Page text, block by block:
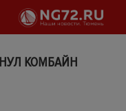
КОМБАЙН